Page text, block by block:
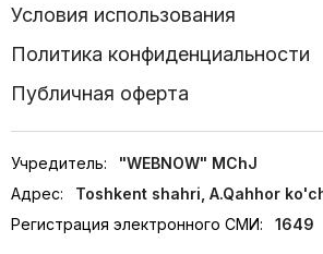
Условия использования
Политика конфиденциальности
Публичная оферта
Учредитель:
"WEBNOW" MChJ
Адрес:
Toshkent shahri, A.Qahhor
Регистрация электронного СМИ:
1649